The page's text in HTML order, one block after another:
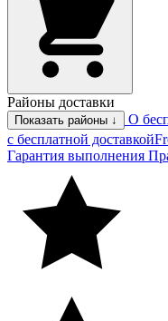
Районы доставки
Показать районы ↓ О
с бесплатной доставкой
Гарантия выполнения